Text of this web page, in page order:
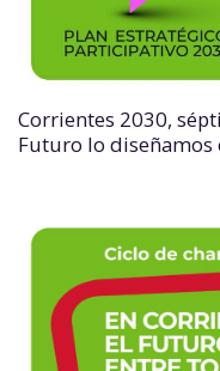
Corrientes 2030,
Futuro lo